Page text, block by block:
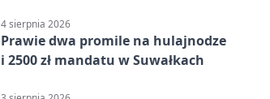
4 sierpnia 2026
Prawie dwa promile na hulajnodze
i 2500 zł mandatu w Suwałkach